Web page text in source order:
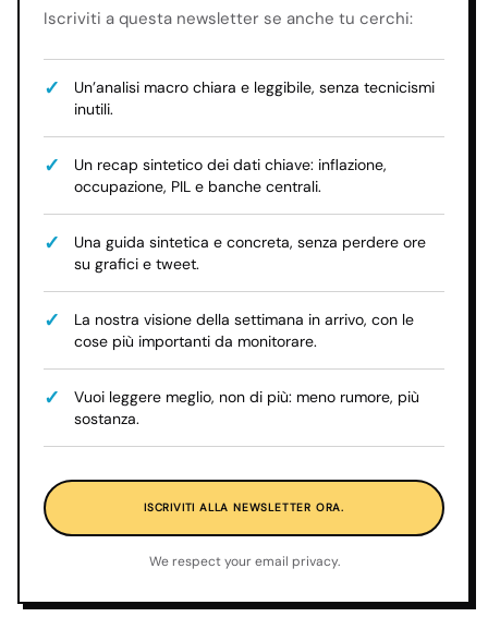
Iscriviti a questa newsletter se anche tu cerchi:
Un’analisi macro chiara e leggibile, senza tecnicismi
inutili.
Un recap sintetico dei dati chiave: inflazione,
occupazione, PIL e banche centrali.
Una guida sintetica e concreta, senza perdere ore
su grafici e tweet.
La nostra visione della settimana in arrivo, con le
cose più importanti da monitorare.
Vuoi leggere meglio, non di più: meno rumore, più
sostanza.
ISCRIVITI ALLA NEWSLETTER ORA.
We respect your email privacy.